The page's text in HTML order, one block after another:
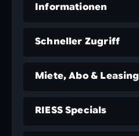
Informationen
Schneller Zugriff
Miete, Abo & Leasing
RIESS Specials